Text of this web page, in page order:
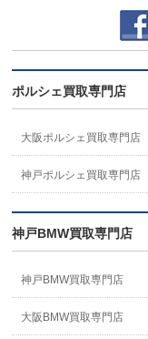
ポルシェ買取専門店
大阪ポルシェ買取専門店
神戸ポルシェ買取専門店
神戸BMW買取専門店
神戸BMW買取専門店
大阪BMW買取専門店